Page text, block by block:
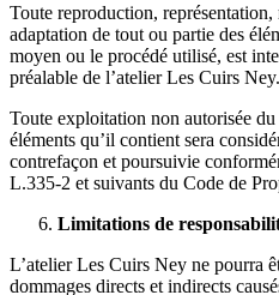
Toute reproduction,
adaptation de tout ou partie des
moyen ou le procédé utilisé, est
préalable de l’atelier Les Cuirs Ney.
Toute exploitation non autorisée
éléments qu’il contient sera
contrefaçon et poursuivie
L.335-2 et suivants du Code de
Limitations de
L’atelier Les Cuirs Ney ne pourra
dommages directs et indirects